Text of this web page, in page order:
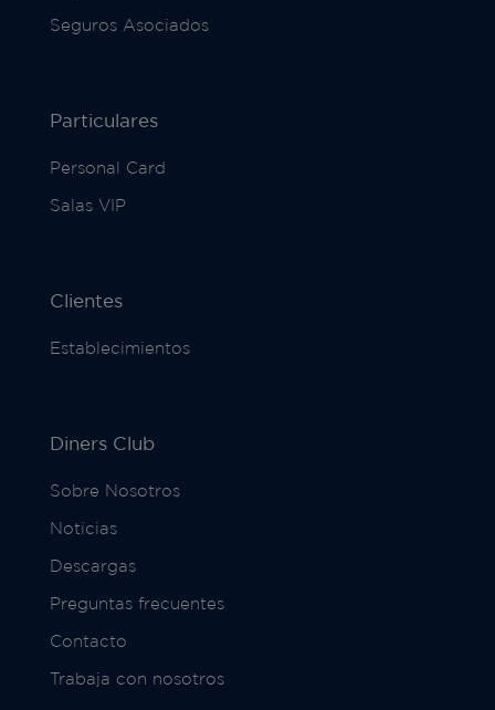
Seguros Asociados
Particulares
Personal Card
Salas VIP
Clientes
Establecimientos
Diners Club
Sobre Nosotros
Noticias
Descargas
Preguntas frecuentes
Contacto
Trabaja con nosotros